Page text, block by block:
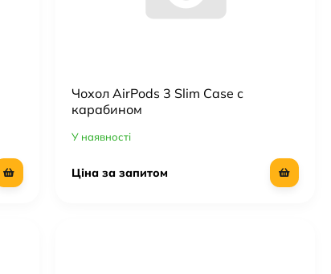
Чохол AirPods 3 Slim Case с
карабином
У наявності
Ціна за запитом